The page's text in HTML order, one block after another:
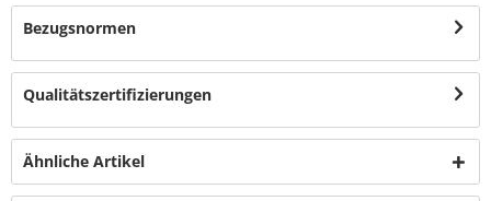
Bezugsnormen
Qualitätszertifizierungen
Ähnliche Artikel